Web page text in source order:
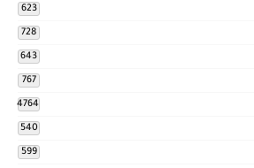
623
728
643
767
4764
540
599